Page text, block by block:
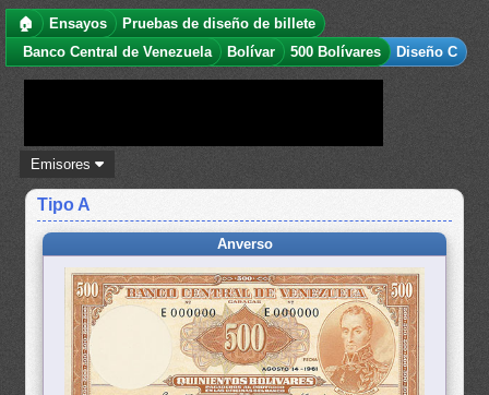
🏠 Ensayos
Pruebas de diseño de billete
Banco Central de Venezuela
Bolívar 500 Bolívares Diseño C
Emisores
Tipo A
Anverso